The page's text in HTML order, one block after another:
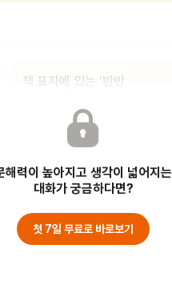
책 표지에 있는 '반반
사탕이 두 가지 색깔이나 두 가지 맛이
함께 있는 솜사탕일 것 같아요. 아니면
해력이 높아지고 생각이 넓어지는
대화가 궁금하다면?
첫 7일 무료로 바로보기